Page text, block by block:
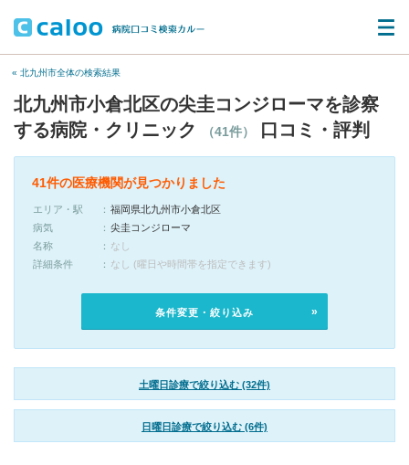
« 北九州市全体の検索結果
北九州市小倉北区の尖圭コンジローマを診察
する病院・クリニック
（41件） 口コミ・評判
41件の医療機関が見つかりました
エリア・駅
福岡県北九州市小倉北区
病気
尖圭コンジローマ
名称
なし
詳細条件
なし (曜日や時間帯を指定できます)
条件変更・絞り込み
土曜日診療で絞り込む (32件)
日曜日診療で絞り込む (6件)